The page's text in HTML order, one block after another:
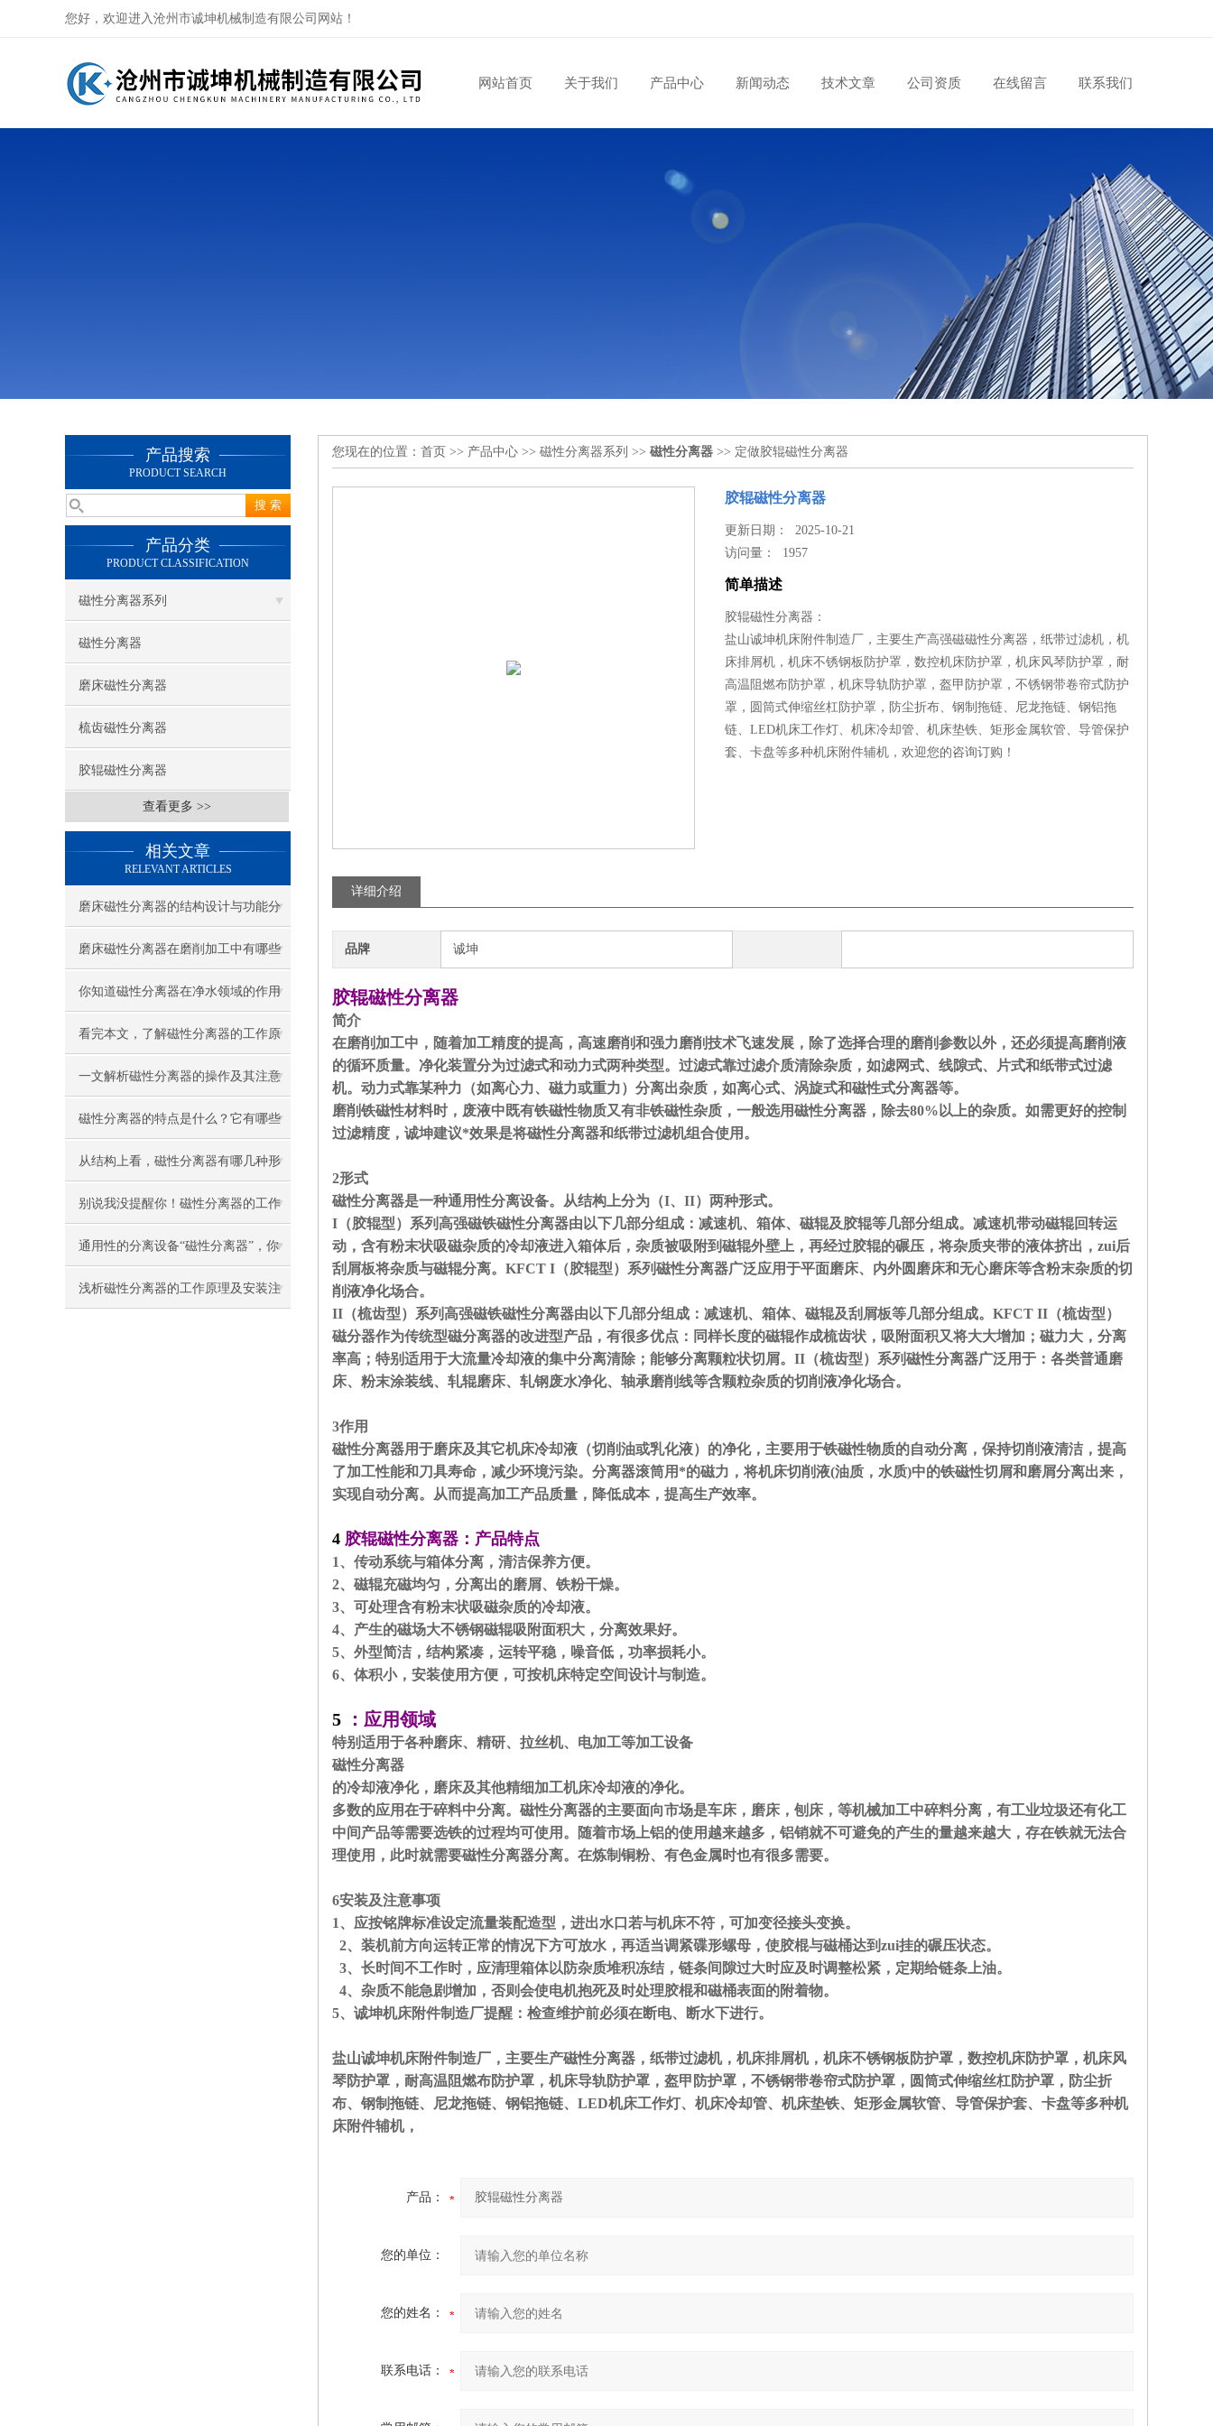
您好，欢迎进入沧州市诚坤机械制造有限公司网站！
网站首页 关于我们 产品中心 新闻动态 技术文章 公司资质 在线留言 联系我们
产品搜索
PRODUCT SEARCH
产品分类
PRODUCT CLASSIFICATION
磁性分离器系列
磁性分离器
磨床磁性分离器
梳齿磁性分离器
胶辊磁性分离器
查看更多 >>
相关文章
RELEVANT ARTICLES
磨床磁性分离器的结构设计与功能分
析
磨床磁性分离器在磨削加工中有哪些
重要作用？
你知道磁性分离器在净水领域的作用
吗？
看完本文，了解磁性分离器的工作原
理
一文解析磁性分离器的操作及其注意
事项
磁性分离器的特点是什么？它有哪些
应用范围？
从结构上看，磁性分离器有哪几种形
式？
别说我没提醒你！磁性分离器的工作
原理真的可以了解下
通用性的分离设备“磁性分离器”，你
了解多少？
浅析磁性分离器的工作原理及安装注
您现在的位置： 首页 >> 产品中心 >> 磁性分离器系列 >> 磁性分离器 >> 定做胶辊磁性分离器
胶辊磁性分离器
更新日期： 2025-10-21
访问量： 1957
简单描述
胶辊磁性分离器：
盐山诚坤机床附件制造厂，主要生产高强磁磁性分离器，纸带过滤机，机
床排屑机，机床不锈钢板防护罩，数控机床防护罩，机床风琴防护罩，耐
高温阻燃布防护罩，机床导轨防护罩，盔甲防护罩，不锈钢带卷帘式防护
罩，圆筒式伸缩丝杠防护罩，防尘折布、钢制拖链、尼龙拖链、钢铝拖
链、LED机床工作灯、机床冷却管、机床垫铁、矩形金属软管、导管保护
套、卡盘等多种机床附件辅机，欢迎您的咨询订购！
详细介绍
品牌 诚坤
胶辊磁性分离器
简介
在磨削加工中，随着加工精度的提高，高速磨削和强力磨削技术飞速发展，除了选择合理的磨削参数以外，还必须提高磨削液
的循环质量。净化装置分为过滤式和动力式两种类型。过滤式靠过滤介质清除杂质，如滤网式、线隙式、片式和纸带式过滤
机。动力式靠某种力（如离心力、磁力或重力）分离出杂质，如离心式、涡旋式和磁性式分离器等。
磨削铁磁性材料时，废液中既有铁磁性物质又有非铁磁性杂质，一般选用磁性分离器，除去80%以上的杂质。如需更好的控制
过滤精度，诚坤建议*效果是将磁性分离器和纸带过滤机组合使用。
2形式
磁性分离器是一种通用性分离设备。从结构上分为（I、II）两种形式。
I（胶辊型）系列高强磁铁磁性分离器由以下几部分组成：减速机、箱体、磁辊及胶辊等几部分组成。减速机带动磁辊回转运
动，含有粉末状吸磁杂质的冷却液进入箱体后，杂质被吸附到磁辊外壁上，再经过胶辊的碾压，将杂质夹带的液体挤出，zui后
刮屑板将杂质与磁辊分离。KFCT I（胶辊型）系列磁性分离器广泛应用于平面磨床、内外圆磨床和无心磨床等含粉末杂质的切
削液净化场合。
II（梳齿型）系列高强磁铁磁性分离器由以下几部分组成：减速机、箱体、磁辊及刮屑板等几部分组成。KFCT II（梳齿型）
磁分器作为传统型磁分离器的改进型产品，有很多优点：同样长度的磁辊作成梳齿状，吸附面积又将大大增加；磁力大，分离
率高；特别适用于大流量冷却液的集中分离清除；能够分离颗粒状切屑。II（梳齿型）系列磁性分离器广泛用于：各类普通磨
床、粉末涂装线、轧辊磨床、轧钢废水净化、轴承磨削线等含颗粒杂质的切削液净化场合。
3作用
磁性分离器用于磨床及其它机床冷却液（切削油或乳化液）的净化，主要用于铁磁性物质的自动分离，保持切削液清洁，提高
了加工性能和刀具寿命，减少环境污染。分离器滚筒用*的磁力，将机床切削液(油质，水质)中的铁磁性切屑和磨屑分离出来，
实现自动分离。从而提高加工产品质量，降低成本，提高生产效率。
4 胶辊磁性分离器 ： 产品特点
1、传动系统与箱体分离，清洁保养方便。
2、磁辊充磁均匀，分离出的磨屑、铁粉干燥。
3、可处理含有粉末状吸磁杂质的冷却液。
4、产生的磁场大不锈钢磁辊吸附面积大，分离效果好。
5、外型简洁，结构紧凑，运转平稳，噪音低，功率损耗小。
6、体积小，安装使用方便，可按机床特定空间设计与制造。
5 ： 应用领域
特别适用于各种磨床、精研、拉丝机、电加工等加工设备
磁性分离器
的冷却液净化，磨床及其他精细加工机床冷却液的净化。
多数的应用在于碎料中分离。磁性分离器的主要面向市场是车床，磨床，刨床，等机械加工中碎料分离，有工业垃圾还有化工
中间产品等需要选铁的过程均可使用。随着市场上铝的使用越来越多，铝销就不可避免的产生的量越来越大，存在铁就无法合
理使用，此时就需要磁性分离器分离。在炼制铜粉、有色金属时也有很多需要。
6安装及注意事项
1、应按铭牌标准设定流量装配造型，进出水口若与机床不符，可加变径接头变换。
2、装机前方向运转正常的情况下方可放水，再适当调紧碟形螺母，使胶棍与磁桶达到zui挂的碾压状态。
3、长时间不工作时，应清理箱体以防杂质堆积冻结，链条间隙过大时应及时调整松紧，定期给链条上油。
4、杂质不能急剧增加，否则会使电机抱死及时处理胶棍和磁桶表面的附着物。
5、诚坤机床附件制造厂提醒：检查维护前必须在断电、断水下进行。
盐山诚坤机床附件制造厂，主要生产磁性分离器，纸带过滤机，机床排屑机，机床不锈钢板防护罩，数控机床防护罩，机床风
琴防护罩，耐高温阻燃布防护罩，机床导轨防护罩，盔甲防护罩，不锈钢带卷帘式防护罩，圆筒式伸缩丝杠防护罩，防尘折
布、钢制拖链、尼龙拖链、钢铝拖链、LED机床工作灯、机床冷却管、机床垫铁、矩形金属软管、导管保护套、卡盘等多种机
床附件辅机，
产品：
您的单位：
您的姓名：
联系电话：